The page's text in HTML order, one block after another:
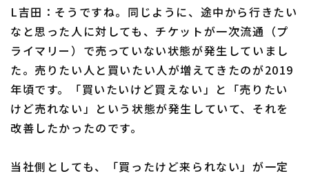
L吉田：そうですね。同じように、途中から行きたい
なと思った人に対しても、チケットが一次流通（プ
ライマリー）で売っていない状態が発生していまし
た。売りたい人と買いたい人が増えてきたのが2019
年頃です。「買いたいけど買えない」と「売りたい
けど売れない」という状態が発生していて、それを
改善したかったのです。
当社側としても、「買ったけど来られない」が一定